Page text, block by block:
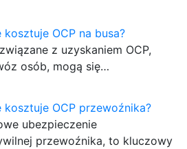
kosztuje OCP na busa?
z uzyskaniem OCP,
osób, mogą się…
kosztuje OCP przewoźnika?
ubezpieczenie
przewoźnika, to kluczowy